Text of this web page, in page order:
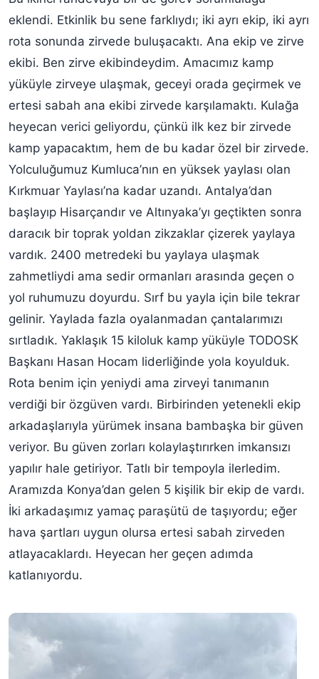
eklendi. Etkinlik bu sene farklıydı; iki ayrı ekip, iki ayrı
rota sonunda zirvede buluşacaktı. Ana ekip ve zirve
ekibi. Ben zirve ekibindeydim. Amacımız kamp
yüküyle zirveye ulaşmak, geceyi orada geçirmek ve
ertesi sabah ana ekibi zirvede karşılamaktı. Kulağa
heyecan verici geliyordu, çünkü ilk kez bir zirvede
kamp yapacaktım, hem de bu kadar özel bir zirvede.
Yolculuğumuz Kumluca’nın en yüksek yaylası olan
Kırkmuar Yaylası’na kadar uzandı. Antalya’dan
başlayıp Hisarçandır ve Altınyaka’yı geçtikten sonra
daracık bir toprak yoldan zikzaklar çizerek yaylaya
vardık. 2400 metredeki bu yaylaya ulaşmak
zahmetliydi ama sedir ormanları arasında geçen o
yol ruhumuzu doyurdu. Sırf bu yayla için bile tekrar
gelinir. Yaylada fazla oyalanmadan çantalarımızı
sırtladık. Yaklaşık 15 kiloluk kamp yüküyle TODOSK
Başkanı Hasan Hocam liderliğinde yola koyulduk.
Rota benim için yeniydi ama zirveyi tanımanın
verdiği bir özgüven vardı. Birbirinden yetenekli ekip
arkadaşlarıyla yürümek insana bambaşka bir güven
veriyor. Bu güven zorları kolaylaştırırken imkansızı
yapılır hale getiriyor. Tatlı bir tempoyla ilerledim.
Aramızda Konya’dan gelen 5 kişilik bir ekip de vardı.
İki arkadaşımız yamaç paraşütü de taşıyordu; eğer
hava şartları uygun olursa ertesi sabah zirveden
atlayacaklardı. Heyecan her geçen adımda
katlanıyordu.